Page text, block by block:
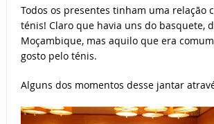
Todos os presentes tinham uma relação
ténis! Claro que havia uns do basquete,
Moçambique, mas aquilo que era
gosto pelo ténis.
Alguns dos momentos desse jantar